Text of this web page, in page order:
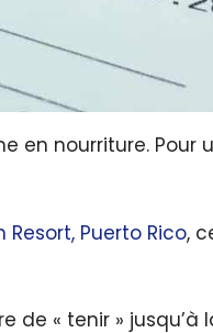
en nourriture. Pour
Resort, Puerto Rico,
« tenir » jusqu’à